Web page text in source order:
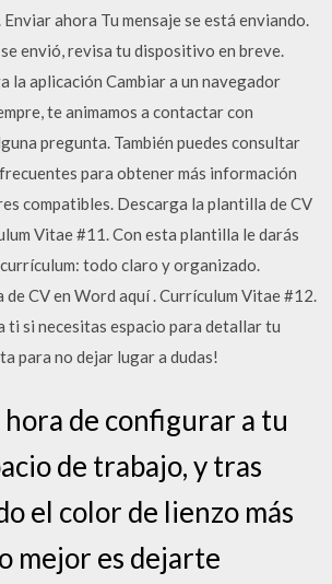
ahora Tu mensaje se está enviando.
envió, revisa tu dispositivo en breve.
la aplicación Cambiar a un navegador
te animamos a contactar con
pregunta. También puedes consultar
para obtener más información
compatibles. Descarga la plantilla de CV
Vitae #11. Con esta plantilla le darás
todo claro y organizado.
CV en Word aquí . Currículum Vitae #12.
ti si necesitas espacio para detallar tu
para no dejar lugar a dudas!
hora de configurar a tu
de trabajo, y tras
el color de lienzo más
mejor es dejarte